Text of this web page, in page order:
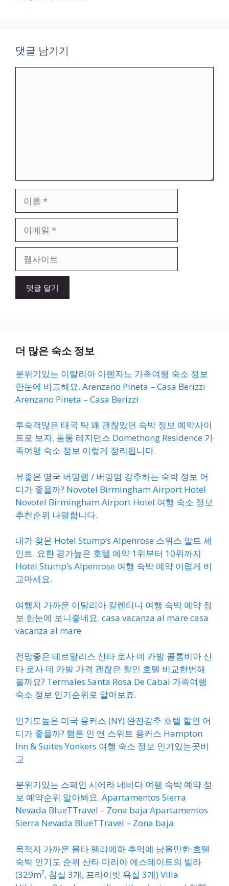
댓글 남기기
일
이
더 많은 숙소 정보
분위기있는 이탈리아 아렌자노 가족여행 숙소 정보
한눈에 비교해요. Arenzano Pineta – Casa Berizzi
Arenzano Pineta – Casa Berizzi
투숙객많은 태국 탁 꽤 괜찮았던 숙박 정보 예약사이
트로 보자. 돔통 레지던스 Domethong Residence 가
족여행 숙소 정보 이렇게 정리됩니다.
뷰좋은 영국 버밍햄 / 버밍엄 강추하는 숙박 정보 어
디가 좋을까? Novotel Birmingham Airport Hotel
Novotel Birmingham Airport Hotel 여행 숙소 정보
추천순위 나열합니다.
내가 찾은 Hotel Stump’s Alpenrose 스위스 알트 세
인트. 요한 평가높은 호텔 예약 1위부터 10위까지
Hotel Stump’s Alpenrose 여행 숙박 예약 어렵게 비
교마세요.
여행지 가까운 이탈리아 칼렌티니 여행 숙박 예약 정
보 한눈에 보니좋네요. casa vacanza al mare casa
vacanza al mare
전망좋은 테르말리스 산타 로사 데 카발 콜롬비아 산
타 로사 데 카발 가격 괜찮은 할인 호텔 비교한번해
볼까요? Termales Santa Rosa De Cabal 가족여행
숙소 정보 인기순위로 알아보죠.
인기도높은 미국 용커스 (NY) 완전강추 호텔 할인 어
디가 좋을까? 햄튼 인 앤 스위트 용커스 Hampton
Inn & Suites Yonkers 여행 숙소 정보 인기있는곳비
교
분위기있는 스페인 시에라 네바다 여행 숙박 예약 정
보 예약순위 알아봐요. Apartamentos Sierra
Nevada BlueTTravel – Zona baja Apartamentos
Sierra Nevada BlueTTravel – Zona baja
목적지 가까운 몰타 멜리에하 추억에 남을만한 호텔
숙박 인기도 순위 산타 마리아 에스테이트의 빌라
(329m², 침실 3개, 프라이빗 욕실 3개) Villa